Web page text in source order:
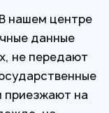
нашем центре
данные
не передают
приезжают на